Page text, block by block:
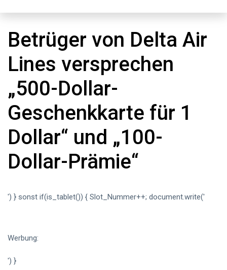
Betrüger von Delta Air
Lines versprechen
„500-Dollar-
Geschenkkarte für 1
Dollar“ und „100-
Dollar-Prämie“
') } sonst if(is_tablet()) { Slot_Nummer++; document.write('
Werbung:
') }